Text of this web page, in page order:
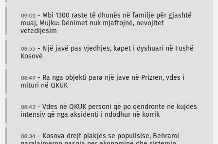
09:01 - Mbi 1300 raste të dhunës në familje për gjashtë
muaj, Mujku: Dënimet nuk mjaftojnë, nevojitet
vetëdijesim
08:55 - Një javë pas vjedhjes, kapet i dyshuari në Fushë
Kosovë
08:49 - Ra nga objekti para një jave në Prizren, vdes i
mituri në QKUK
08:43 - Vdes në QKUK personi që po qëndronte në kujdes
intensiv që nga aksidenti i ndodhur në korrik
08:34 - Kosova drejt plakjes së popullsisë, Behrami